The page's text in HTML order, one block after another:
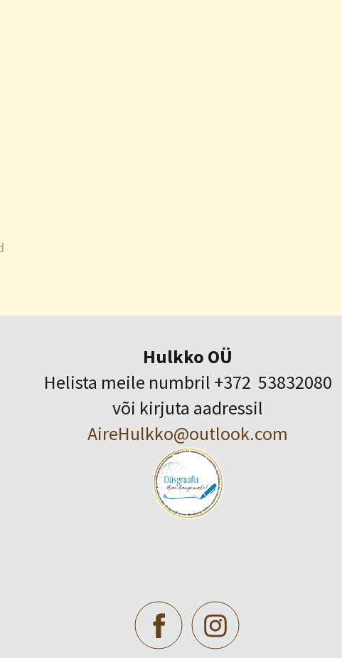
Hulkko OÜ
Helista meile numbril +372 53832080
või kirjuta aadressil
AireHulkko@outlook.com